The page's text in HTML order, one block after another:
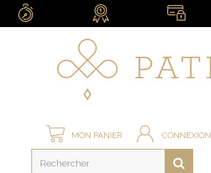
CONNEXION
MON PANIER